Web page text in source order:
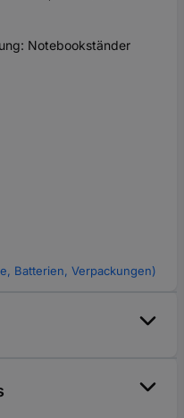
Notebookständer
Batterien, Verpackungen)